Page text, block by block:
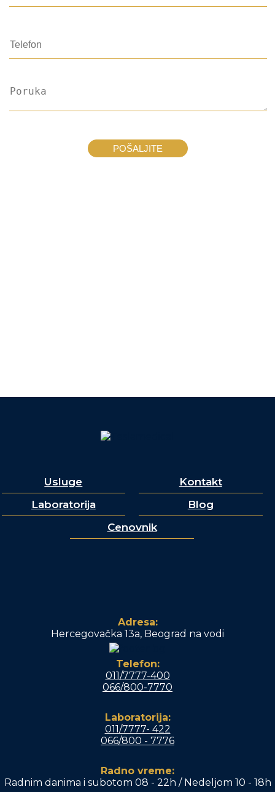
Usluge
Kontakt
Laboratorija
Blog
Cenovnik
Adresa:
Hercegovačka 13a, Beograd na vodi
Telefon:
011/7777-400
066/800-7770
Laboratorija:
011/7777- 422
066/800 - 7776
Radno vreme:
Radnim danima i subotom 08 - 22h / Nedeljom 10 - 18h